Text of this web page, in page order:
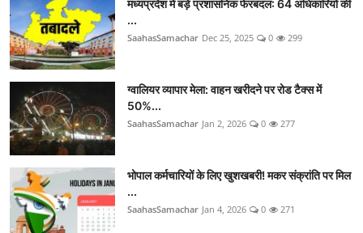
मध्यप्रदेश में बड़े प्रशासनिक फेरबदल: 64 अधिकारियों की
...
SaahasSamachar Dec 25, 2025 0 299
ग्वालियर व्यापार मेला: वाहन खरीदने पर रोड टैक्स में
50%...
SaahasSamachar Jan 2, 2026 0 277
भोपाल कर्मचारियों के लिए खुशखबरी! मकर संक्रांति पर मिल
...
SaahasSamachar Jan 4, 2026 0 271